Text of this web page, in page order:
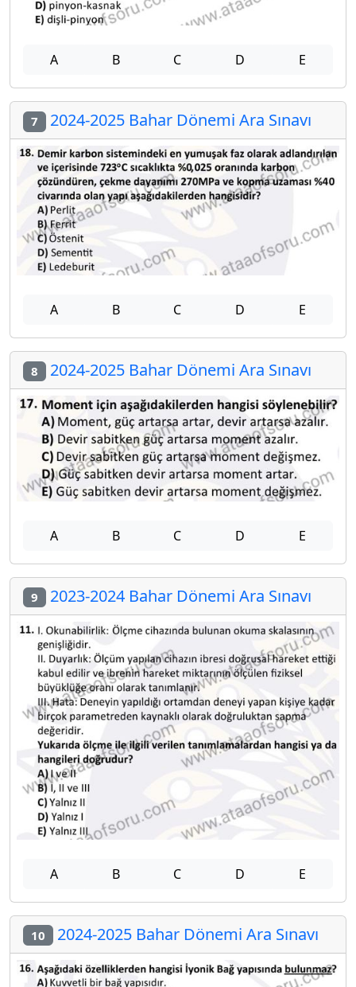
A B C D E
7 2024-2025 Bahar Dönemi Ara Sınavı
A B C D E
8 2024-2025 Bahar Dönemi Ara Sınavı
A B C D E
9 2023-2024 Bahar Dönemi Ara Sınavı
A B C D E
10 2024-2025 Bahar Dönemi Ara Sınavı